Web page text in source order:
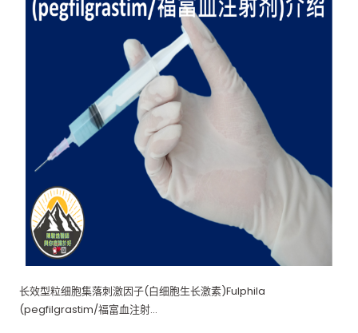
长效型粒细胞集落刺激因子(白细胞生长激素)Fulphila
(pegfilgrastim/福富血注射…